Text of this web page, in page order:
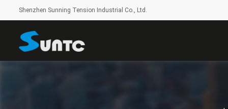
Shenzhen Sunning Tension Industrial Co., Ltd.